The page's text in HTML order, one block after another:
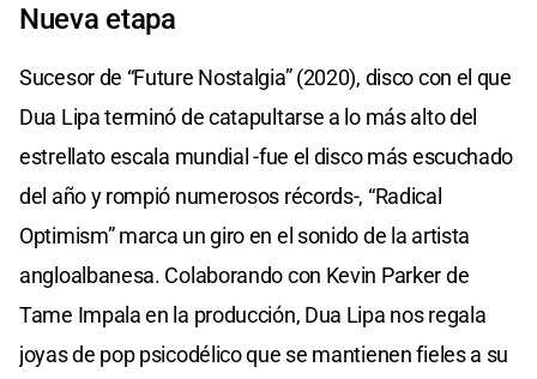
Nueva etapa
Sucesor de “Future Nostalgia” (2020), disco con el que
Dua Lipa terminó de catapultarse a lo más alto del
estrellato escala mundial -fue el disco más escuchado
del año y rompió numerosos récords-, “Radical
Optimism” marca un giro en el sonido de la artista
angloalbanesa. Colaborando con Kevin Parker de
Tame Impala en la producción, Dua Lipa nos regala
joyas de pop psicodélico que se mantienen fieles a su